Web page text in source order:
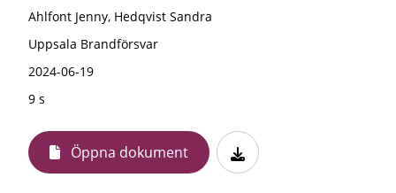
Ahlfont Jenny, Hedqvist Sandra
Uppsala Brandförsvar
2024-06-19
9 s
Öppna dokument